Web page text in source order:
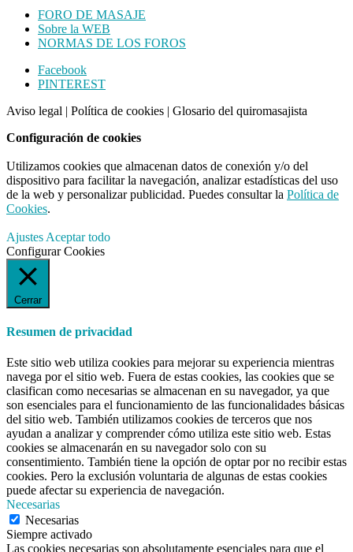
FORO DE MASAJE
Sobre la WEB
NORMAS DE LOS FOROS
Footer
CTA
Facebook
PINTEREST
Aviso legal | Política de cookies | Glosario del quiromasajista
Configuración de cookies
Utilizamos cookies que almacenan datos de conexión y/o del
dispositivo para facilitar la navegación, analizar estadísticas del uso
de la web y personalizar publicidad. Puedes consultar la Política de
Cookies.
Ajustes Aceptar todo
Configurar Cookies
Cerrar
Resumen de privacidad
Este sitio web utiliza cookies para mejorar su experiencia mientras
navega por el sitio web. Fuera de estas cookies, las cookies que se
clasifican como necesarias se almacenan en su navegador, ya que
son esenciales para el funcionamiento de las funcionalidades básicas
del sitio web. También utilizamos cookies de terceros que nos
ayudan a analizar y comprender cómo utiliza este sitio web. Estas
cookies se almacenarán en su navegador solo con su
consentimiento. También tiene la opción de optar por no recibir estas
cookies. Pero la exclusión voluntaria de algunas de estas cookies
puede afectar su experiencia de navegación.
Necesarias
Necesarias
Siempre activado
Las cookies necesarias son absolutamente esenciales para que el